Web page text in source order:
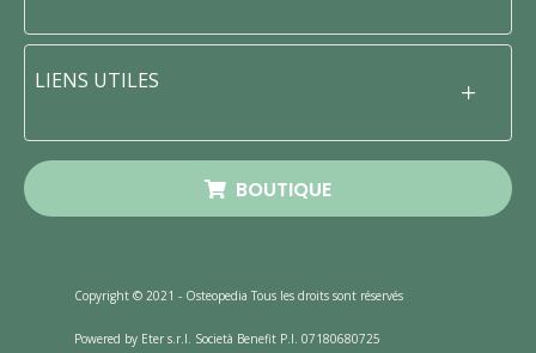
LIENS UTILES
BOUTIQUE
Copyright © 2021 - Osteopedia Tous les droits sont réservés
Powered by Eter s.r.l. Società Benefit P.I. 07180680725